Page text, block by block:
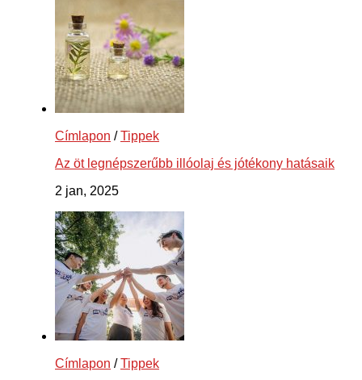
Címlapon /Tippek
Az öt legnépszerűbb illóolaj és jótékony hatásaik
2 jan, 2025
Címlapon /Tippek